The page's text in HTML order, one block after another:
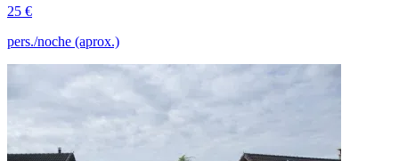
25 €
pers./noche (aprox.)